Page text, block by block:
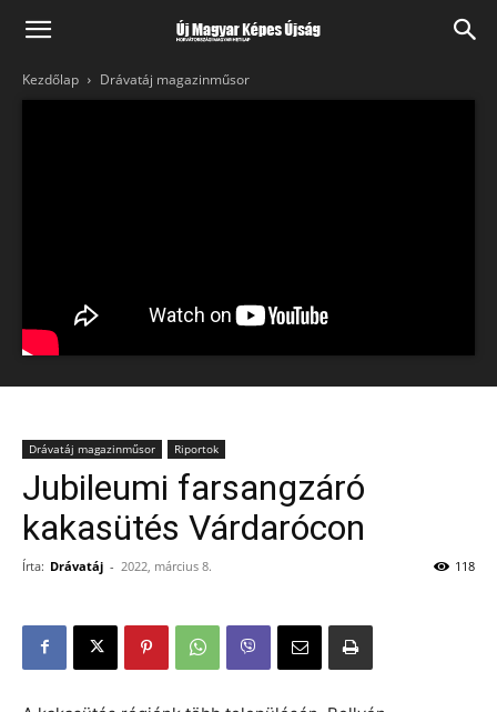
Kezdőlap Drávatáj magazinműsor
Drávatáj magazinműsor Riportok
Jubileumi farsangzáró
kakasütés Várdarócon
Írta: Drávatáj - 2022, március 8. 118